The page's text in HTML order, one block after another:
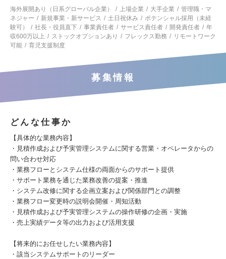
海外展開あり（日系グローバル企業）
上場企業 大手企業
管理職・マ
ネジャー
新規事業・新サービス 土日祝休み
ポテンシャル採用（未経
験可）
社長・役員直下 事業責任者 サービス責任者 開発責任者
年
収600万以上
ストックオプションあり フレックス勤務
リモートワーク
可能
育児支援制度
募集情報
どんな仕事か
【具体的な業務内容】
・見積作成および予実管理システムに関する営業・オペレータからの
問い合わせ対応
・業務フローとシステム仕様の両面からのサポート提供
・サポート業務を通じた業務改善の提案・推進
・システム改修に関する企画立案および関係部門との調整
・業務フロー変更時の説明会開催・周知活動
・見積作成および予実管理システムの操作研修の企画・実施
・売上実績データ等の出力および活用支援
【将来的にお任せしたい業務内容】
・該当システムサポートのリーダー